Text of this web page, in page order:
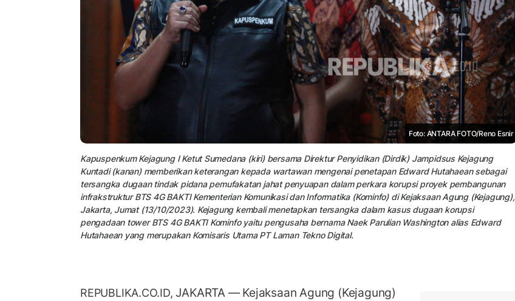
Foto: ANTARA FOTO/Reno Esnir
Kapuspenkum Kejagung I Ketut Sumedana (kiri) bersama Direktur Penyidikan (Dirdik) Jampidsus Kejagung
Kuntadi (kanan) memberikan keterangan kepada wartawan mengenai penetapan Edward Hutahaean sebagai
tersangka dugaan tindak pidana pemufakatan jahat penyuapan dalam perkara korupsi proyek pembangunan
infrakstruktur BTS 4G BAKTI Kementerian Komunikasi dan Informatika (Kominfo) di Kejaksaan Agung (Kejagung),
Jakarta, Jumat (13/10/2023). Kejagung kembali menetapkan tersangka dalam kasus dugaan korupsi
pengadaan tower BTS 4G BAKTI Kominfo yaitu pengusaha bernama Naek Parulian Washington alias Edward
Hutahaean yang merupakan Komisaris Utama PT Laman Tekno Digital.
REPUBLIKA.CO.ID,JAKARTA — Kejaksaan Agung (Kejagung)